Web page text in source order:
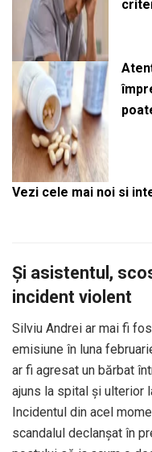
Vezi cele mai noi si
Și asistentul,
incident violent
Silviu Andrei ar mai fi
emisiune în luna
ar fi agresat un bărbat
ajuns la spital și ulterior
Incidentul din acel
scandalul declanșat în